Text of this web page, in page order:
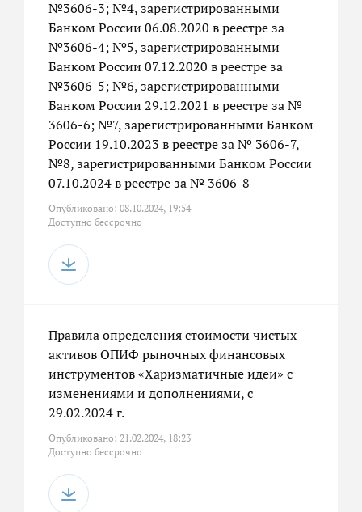
№3606-3; №4, зарегистрированными
Банком России 06.08.2020 в реестре за
№3606-4; №5, зарегистрированными
Банком России 07.12.2020 в реестре за
№3606-5; №6, зарегистрированными
Банком России 29.12.2021 в реестре за №
3606-6; №7, зарегистрированными Банком
России 19.10.2023 в реестре за № 3606-7,
№8, зарегистрированными Банком России
07.10.2024 в реестре за № 3606-8
Опубликовано: 08.10.2024, 19:54
Доступно бессрочно
Правила определения стоимости чистых
активов ОПИФ рыночных финансовых
инструментов «Харизматичные идеи» с
изменениями и дополнениями, с
29.02.2024 г.
Опубликовано: 21.02.2024, 18:23
Доступно бессрочно